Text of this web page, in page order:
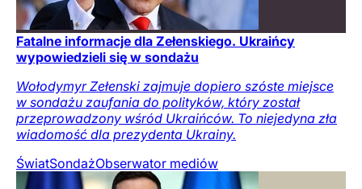
Fatalne informacje dla Zełenskiego. Ukraińcy
wypowiedzieli się w sondażu
Wołodymyr Zełenski zajmuje dopiero szóste miejsce
w sondażu zaufania do polityków, który został
przeprowadzony wśród Ukraińców. To niejedyna zła
wiadomość dla prezydenta Ukrainy.
ŚwiatSondażObserwator mediów